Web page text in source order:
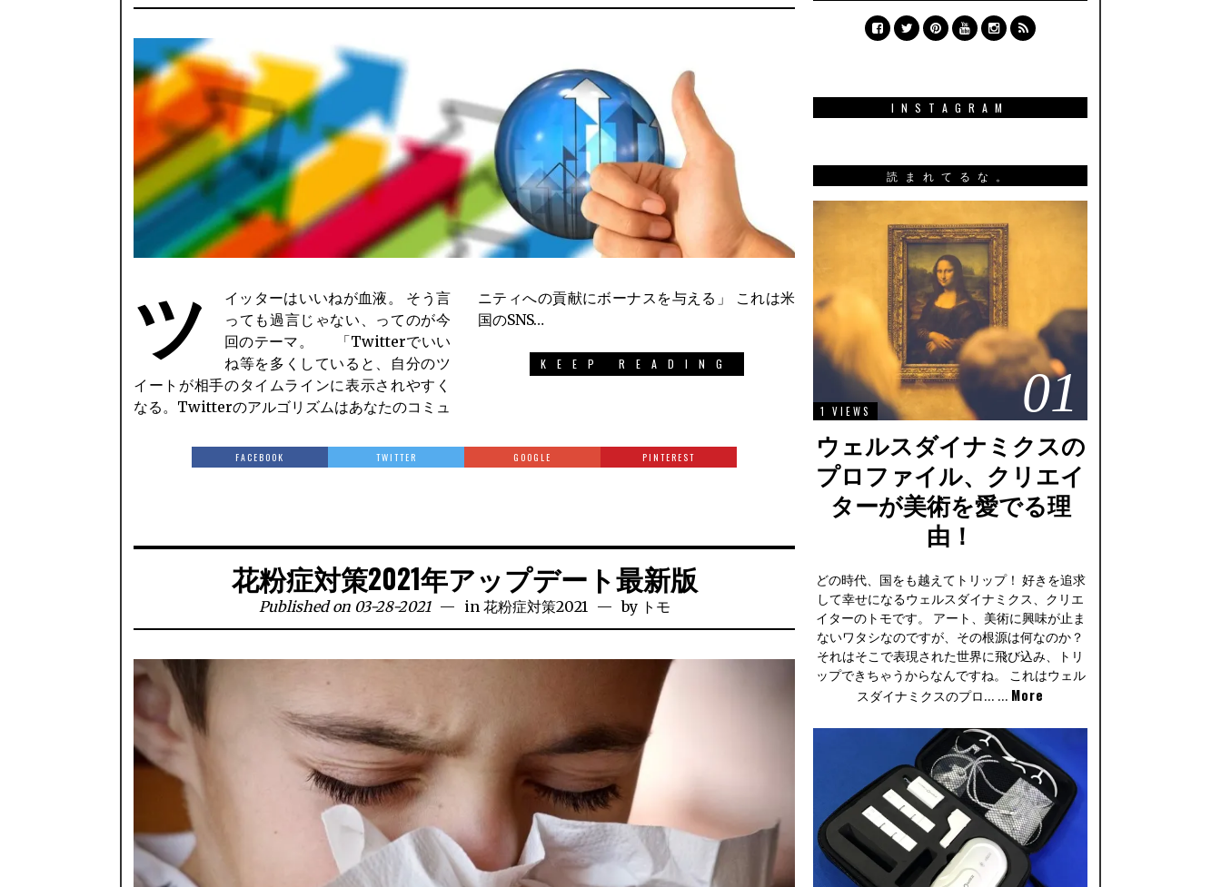
ツ
イッターはいいねが血液。 そう言
っても過言じゃない、ってのが今
回のテーマ。 「Twitterでいい
ね等を多くしていると、自分のツ
イートが相手のタイムラインに表示されやすく
なる。Twitterのアルゴリズムはあなたのコミュ
ニティへの貢献にボーナスを与える」 これは米
国のSNS…
KEEP READING
FACEBOOK TWITTER GOOGLE PINTEREST
花粉症対策2021年アップデート最新版
Published on 03-28-2021 in 花粉症対策2021 by トモ
INSTAGRAM
読まれてるな。
01
1 VIEWS
ウェルスダイナミクスの
プロファイル、クリエイ
ターが美術を愛でる理
由！
どの時代、国をも越えてトリップ！ 好きを追求
して幸せになるウェルスダイナミクス、クリエ
イターのトモです。 アート、美術に興味が止ま
ないワタシなのですが、その根源は何なのか？
それはそこで表現された世界に飛び込み、トリ
ップできちゃうからなんですね。 これはウェル
スダイナミクスのプロ… … More